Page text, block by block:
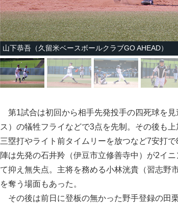
山下恭吾（久留米ベースボールクラブGO AHEAD）
第1試合は初回から相手先発投手の四死球を
ス）の犠牲フライなどで3点を先制。その後も
三塁打やライト前タイムリーを放つなど7安打
陣は先発の石井羚（伊豆市立修善寺中）が2イ
て抑え無失点。主将を務める小林洸貴（習志野
を奪う場面もあった。
その後は前日に登板の無かった野手登録の田